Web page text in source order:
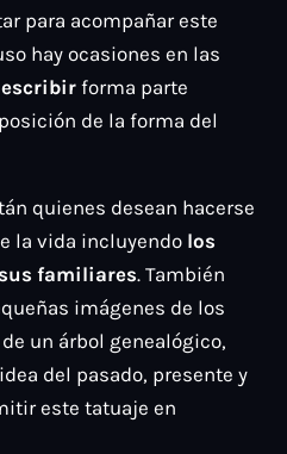
para acompañar este
hay ocasiones en las
escribirforma parte
de la forma del
quienes desean hacerse
la vida incluyendo los
familiares. También
imágenes de los
un árbol genealógico,
del pasado, presente y
este tatuaje en